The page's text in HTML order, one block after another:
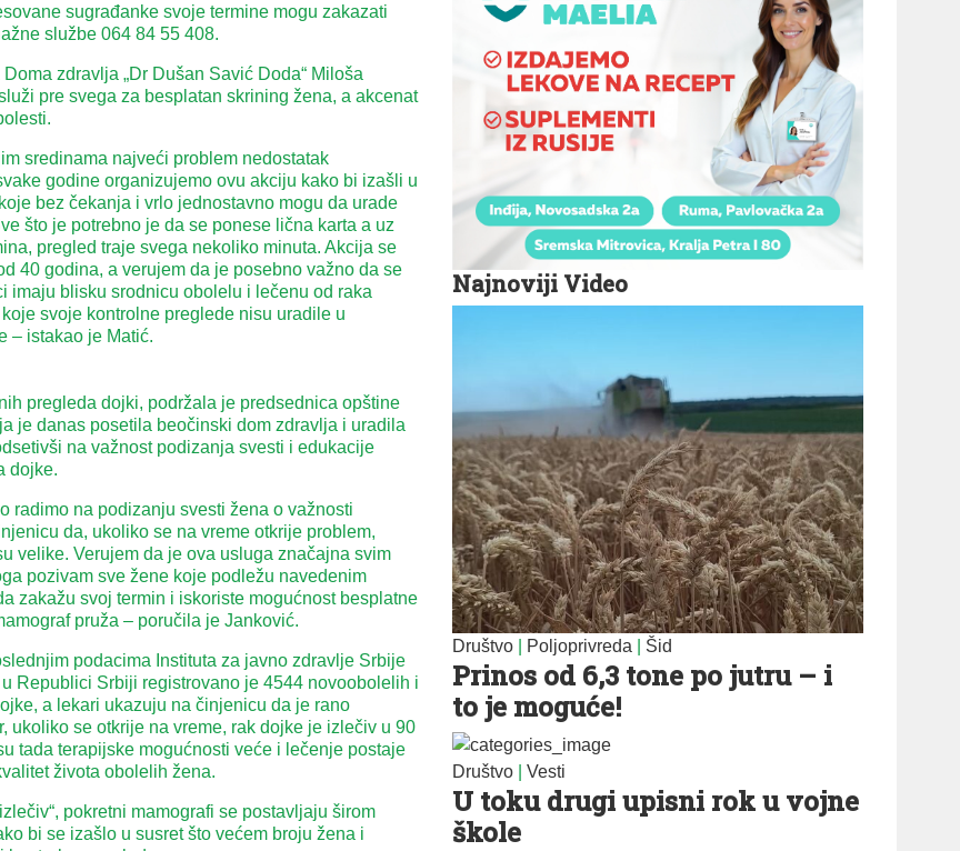
sugrađanke svoje termine mogu zakazati
službe 064 84 55 408.
zdravlja „Dr Dušan Savić Doda“ Miloša
pre svega za besplatan skrining žena, a akcenat
sredinama najveći problem nedostatak
godine organizujemo ovu akciju kako bi izašli u
bez čekanja i vrlo jednostavno mogu da urade
što je potrebno je da se ponese lična karta a uz
pregled traje svega nekoliko minuta. Akcija se
40 godina, a verujem da je posebno važno da se
imaju blisku srodnicu obolelu i lečenu od raka
svoje kontrolne preglede nisu uradile u
– istakao je Matić.
pregleda dojki, podržala je predsednica opštine
je danas posetila beočinski dom zdravlja i uradila
na važnost podizanja svesti i edukacije
dojke.
radimo na podizanju svesti žena o važnosti
da, ukoliko se na vreme otkrije problem,
velike. Verujem da je ova usluga značajna svim
pozivam sve žene koje podležu navedenim
zakažu svoj termin i iskoriste mogućnost besplatne
pruža – poručila je Janković.
podacima Instituta za javno zdravlje Srbije
u Republici Srbiji registrovano je 4544 novoobolelih i
a lekari ukazuju na činjenicu da je rano
ukoliko se otkrije na vreme, rak dojke je izlečiv u 90
tada terapijske mogućnosti veće i lečenje postaje
života obolelih žena.
pokretni mamografi se postavljaju širom
bi se izašlo u susret što većem broju žena i
Najnoviji Video
Društvo Poljoprivreda Šid
Prinos od 6,3 tone po jutru – i
to je moguće!
Društvo Vesti
U toku drugi upisni rok u vojne
škole